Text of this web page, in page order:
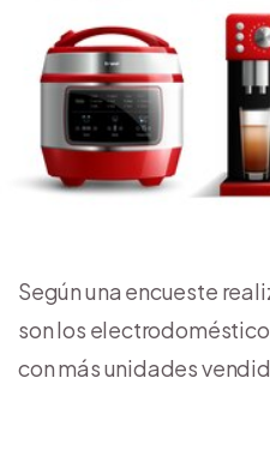
Según una encueste
son los
con más unidades